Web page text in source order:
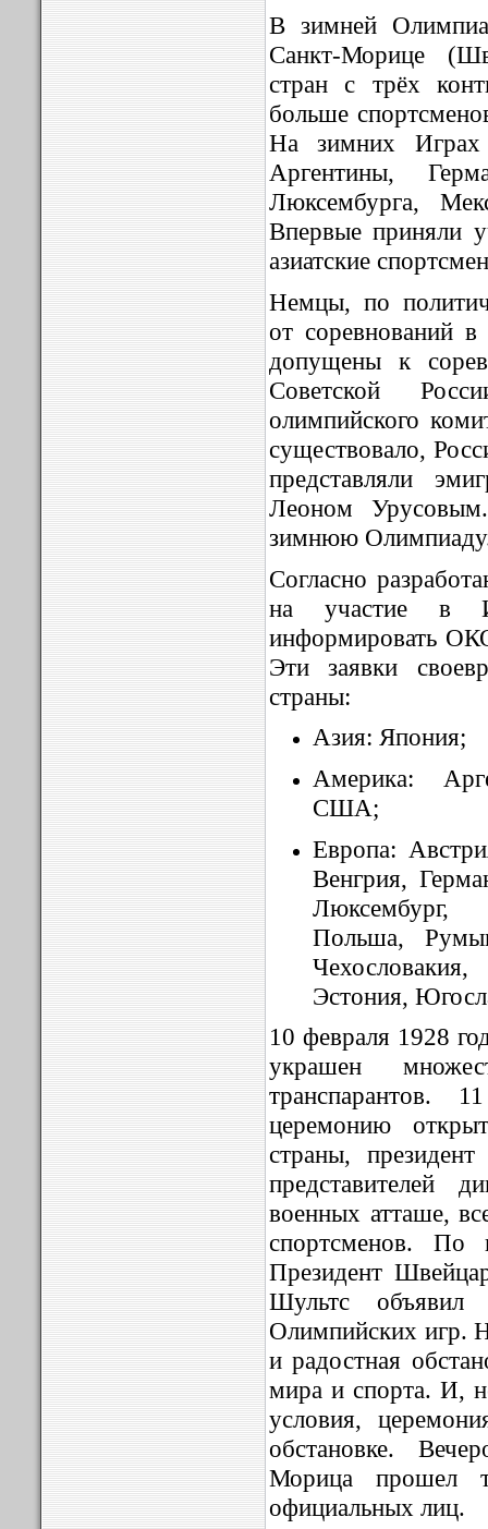
В зимней
Санкт-Морице
стран с трёх
больше
На зимних Играх
Аргентины,
Люксембурга,
Впервые приняли
азиатские
Немцы, по
от соревнований
допущены к
Советской
олимпийского
существовало,
представляли
Леоном
зимнюю
Согласно
на участие в
информировать
Эти заявки
страны:
Азия: Япония;
Америка:
США;
Европа:
Венгрия,
Польша,
Эстония,
10 февраля 1928
украшен
транспарантов.
церемонию
страны,
представителей
военных атташе,
спортсменов. По
Президент
Шультс
Олимпийских игр.
и радостная
мира и спорта. И,
условия,
обстановке.
Морица прошел
официальных лиц.